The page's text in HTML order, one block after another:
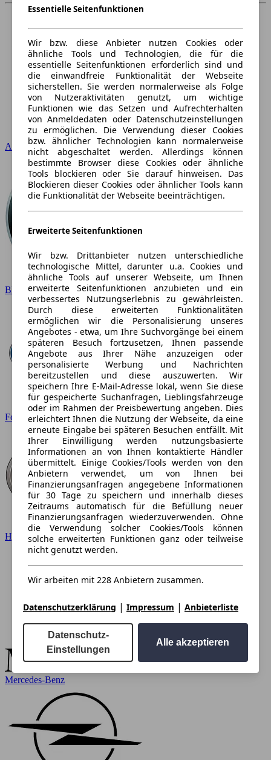
Audi
BMW
Ford
Hyundai
Mercedes-Benz
Essentielle Seitenfunktionen
Wir bzw. diese Anbieter nutzen Cookies oder
ähnliche Tools und Technologien, die für die
essentielle Seitenfunktionen erforderlich sind und
die einwandfreie Funktionalität der Webseite
sicherstellen. Sie werden normalerweise als Folge
von Nutzeraktivitäten genutzt, um wichtige
Funktionen wie das Setzen und Aufrechterhalten
von Anmeldedaten oder Datenschutzeinstellungen
zu ermöglichen. Die Verwendung dieser Cookies
bzw. ähnlicher Technologien kann normalerweise
nicht abgeschaltet werden. Allerdings können
bestimmte Browser diese Cookies oder ähnliche
Tools blockieren oder Sie darauf hinweisen. Das
Blockieren dieser Cookies oder ähnlicher Tools kann
die Funktionalität der Webseite beeinträchtigen.
Erweiterte Seitenfunktionen
Wir bzw. Drittanbieter nutzen unterschiedliche
technologische Mittel, darunter u.a. Cookies und
ähnliche Tools auf unserer Webseite, um Ihnen
erweiterte Seitenfunktionen anzubieten und ein
verbessertes Nutzungserlebnis zu gewährleisten.
Durch diese erweiterten Funktionalitäten
ermöglichen wir die Personalisierung unseres
Angebotes - etwa, um Ihre Suchvorgänge bei einem
späteren Besuch fortzusetzen, Ihnen passende
Angebote aus Ihrer Nähe anzuzeigen oder
personalisierte Werbung und Nachrichten
bereitzustellen und diese auszuwerten. Wir
speichern Ihre E-Mail-Adresse lokal, wenn Sie diese
für gespeicherte Suchanfragen, Lieblingsfahrzeuge
oder im Rahmen der Preisbewertung angeben. Dies
erleichtert Ihnen die Nutzung der Webseite, da eine
erneute Eingabe bei späteren Besuchen entfällt. Mit
Ihrer Einwilligung werden nutzungsbasierte
Informationen an von Ihnen kontaktierte Händler
übermittelt. Einige Cookies/Tools werden von den
Anbietern verwendet, um von Ihnen bei
Finanzierungsanfragen angegebene Informationen
für 30 Tage zu speichern und innerhalb dieses
Zeitraums automatisch für die Befüllung neuer
Finanzierungsanfragen wiederzuverwenden. Ohne
die Verwendung solcher Cookies/Tools können
solche erweiterten Funktionen ganz oder teilweise
nicht genutzt werden.
Wir arbeiten mit 228 Anbietern zusammen.
Datenschutzerklärung | Impressum | Anbieterliste
Datenschutz-
Einstellungen
Alle akzeptieren